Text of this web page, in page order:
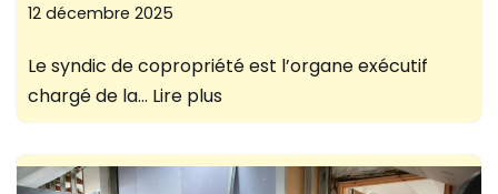
12 décembre 2025
Le syndic de copropriété est l’organe exécutif
chargé de la… Lire plus